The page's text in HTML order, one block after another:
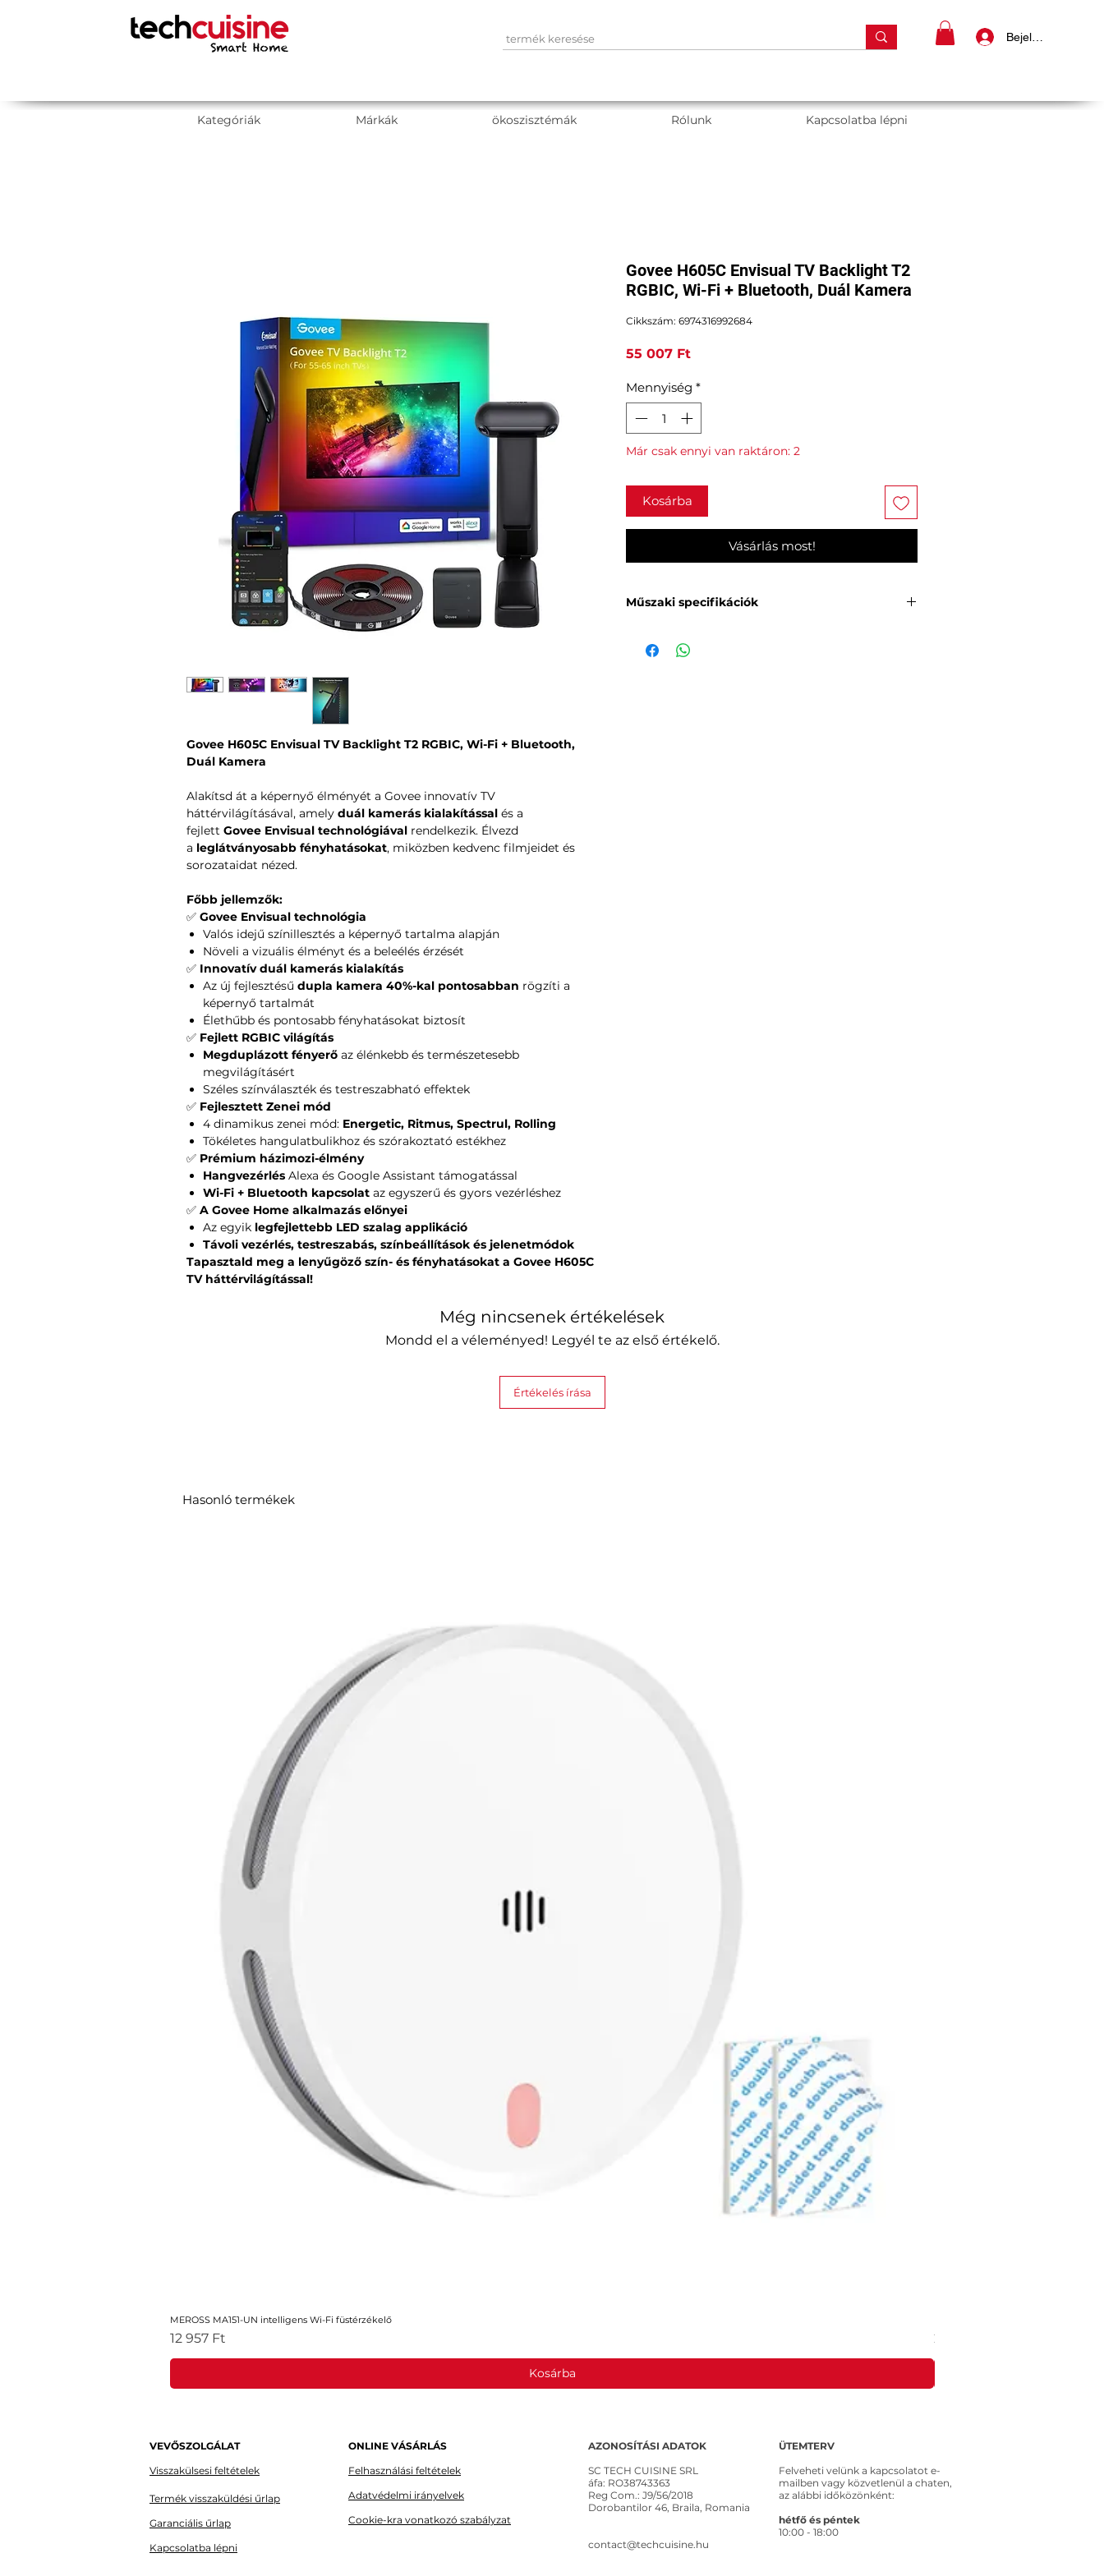
Bejelentkezés
Kategóriák Márkák ökoszisztémák Rólunk Kapcsolatba lépni
Govee H605C Envisual TV Backlight T2 RGBIC, Wi-Fi + Bluetooth,
Duál Kamera
Alakítsd át a képernyő élményét a Govee innovatív TV
háttérvilágításával, amely duál kamerás kialakítással és a
fejlett Govee Envisual technológiával rendelkezik. Élvezd
a leglátványosabb fényhatásokat, miközben kedvenc filmjeidet és
sorozataidat nézed.
Főbb jellemzők:
✅ Govee Envisual technológia
Valós idejű színillesztés a képernyő tartalma alapján
Növeli a vizuális élményt és a beleélés érzését
✅ Innovatív duál kamerás kialakítás
Az új fejlesztésű dupla kamera 40%-kal pontosabban rögzíti a
képernyő tartalmát
Élethűbb és pontosabb fényhatásokat biztosít
✅ Fejlett RGBIC világítás
Megduplázott fényerő az élénkebb és természetesebb
megvilágításért
Széles színválaszték és testreszabható effektek
✅ Fejlesztett Zenei mód
4 dinamikus zenei mód: Energetic, Ritmus, Spectrul, Rolling
Tökéletes hangulatbulikhoz és szórakoztató estékhez
✅ Prémium házimozi-élmény
Hangvezérlés Alexa és Google Assistant támogatással
Wi-Fi + Bluetooth kapcsolat az egyszerű és gyors vezérléshez
✅ A Govee Home alkalmazás előnyei
Az egyik legfejlettebb LED szalag applikáció
Távoli vezérlés, testreszabás, színbeállítások és jelenetmódok
Tapasztald meg a lenyűgöző szín- és fényhatásokat a Govee H605C
TV háttérvilágítással!
Govee H605C Envisual TV Backlight T2
RGBIC, Wi-Fi + Bluetooth, Duál Kamera
Cikkszám: 6974316992684
55 007 FtÁr
Mennyiség *
Már csak ennyi van raktáron: 2
Kosárba
Vásárlás most!
Műszaki specifikációk
Modell:H605C
Még nincsenek értékelések
Mondd el a véleményed! Legyél te az első értékelő.
Értékelés írása
Hasonló termékek
MEROSS MA151-UN intelligens Wi-Fi füstérzékelő
Ár
12 957 Ft
Kosárba
Ár
20 653 Ft
VEVŐSZOLGÁLAT
Visszakülsesi feltételek
Termék visszaküldési űrlap
Garanciális űrlap
Kapcsolatba lépni
ONLINE VÁSÁRLÁS
Felhasználási feltételek
Adatvédelmi irányelvek
Cookie-kra vonatkozó szabályzat
AZONOSÍTÁSI ADATOK
SC TECH CUISINE SRL
áfa: RO38743363
Reg Com.: J9/56/2018
Dorobantilor 46, Braila, Romania
contact@techcuisine.hu
ÜTEMTERV
Felveheti velünk a kapcsolatot e-
mailben vagy közvetlenül a chaten,
az alábbi időközönként:
hétfő és péntek
10:00 - 18:00